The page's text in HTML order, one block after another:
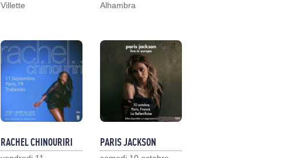
Villette
Alhambra
RACHEL CHINOURIRI PARIS JACKSON